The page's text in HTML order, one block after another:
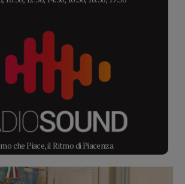
che Piace, il Ritmo di Piacenza